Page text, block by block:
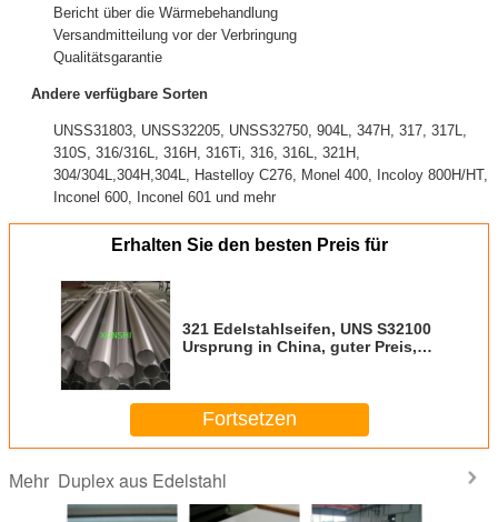
Bericht über die Wärmebehandlung
Versandmitteilung vor der Verbringung
Qualitätsgarantie
Andere verfügbare Sorten
UNSS31803, UNSS32205, UNSS32750, 904L, 347H, 317, 317L,
310S, 316/316L, 316H, 316Ti, 316, 316L, 321H,
304/304L,304H,304L, Hastelloy C276, Monel 400, Incoloy 800H/HT,
Inconel 600, Inconel 601 und mehr
Erhalten Sie den besten Preis für
321 Edelstahlseifen, UNS S32100
Ursprung in China, guter Preis,
Fortsetzen
Mehr Duplex aus Edelstahl